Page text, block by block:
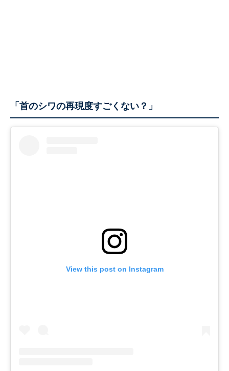
「首のシワの再現度すごくない？」
View this post on Instagram